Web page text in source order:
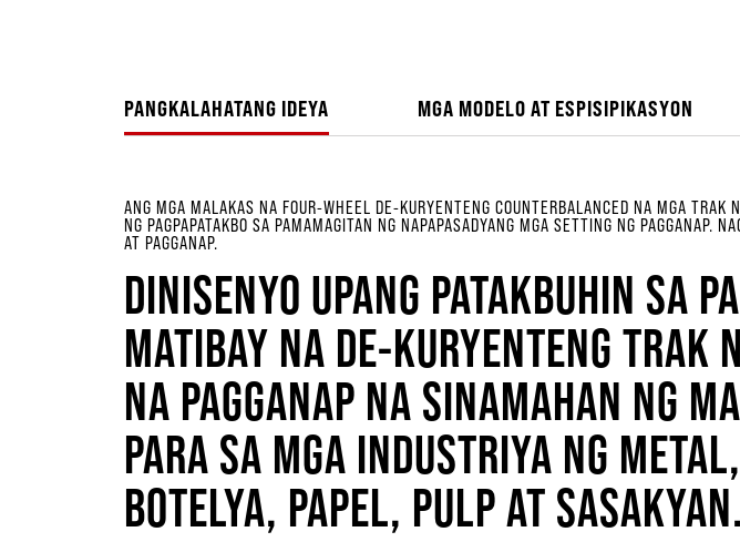
PANGKALAHATANG IDEYA MGA MODELO AT ESPISIPIKASYON
ANG MGA MALAKAS NA FOUR-WHEEL DE-KURYENTENG COUNTERBALANCED NA MGA
NG PAGPAPATAKBO SA PAMAMAGITAN NG NAPAPASADYANG MGA SETTING NG PAGGANAP.
AT PAGGANAP.
DINISENYO UPANG PATAKBUHIN SA
MATIBAY NA DE-KURYENTENG TRAK
NA PAGGANAP NA SINAMAHAN NG
PARA SA MGA INDUSTRIYA NG
BOTELYA, PAPEL, PULP AT SASAKYAN.